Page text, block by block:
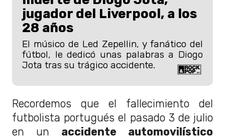
jugador del Liverpool, a los
28 años
El músico de Led Zepellin, y fanático del
fútbol, le dedicó unas palabras a Diogo
Jota tras su trágico accidente.
Recordemos que el fallecimiento del
futbolista portugués el pasado 3 de julio
en un accidente automovilístico